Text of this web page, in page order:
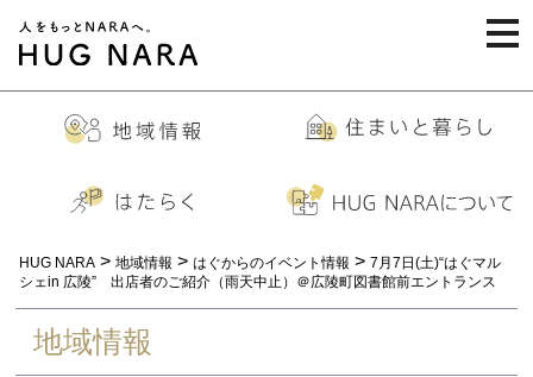
HUG NARA > 地域情報 > はぐからのイベント情報 > 7月7日(土)“はぐマル
シェin 広陵” 出店者のご紹介（雨天中止）＠広陵町図書館前エントランス
地域情報